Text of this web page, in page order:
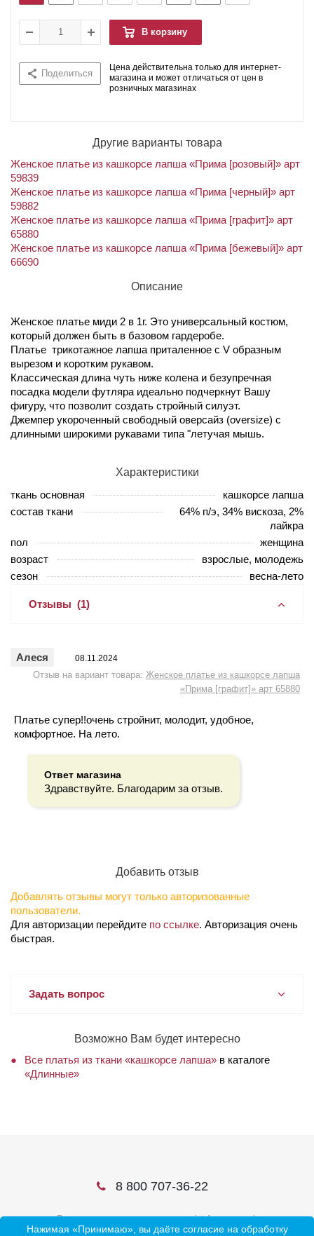
В корзину
Поделиться
Цена действительна только для интернет-
магазина и может отличаться от цен в
розничных магазинах
Другие варианты товара
Женское платье из кашкорсе лапша «Прима [розовый]» арт
59839
Женское платье из кашкорсе лапша «Прима [черный]» арт
59882
Женское платье из кашкорсе лапша «Прима [графит]» арт
65880
Женское платье из кашкорсе лапша «Прима [бежевый]» арт
66690
Описание
Женское платье миди 2 в 1г. Это универсальный костюм,
который должен быть в базовом гардеробе.
Платье трикотажное лапша приталенное с V образным
вырезом и коротким рукавом.
Классическая длина чуть ниже колена и безупречная
посадка модели футляра идеально подчеркнут Вашу
фигуру, что позволит создать стройный силуэт.
Джемпер укороченный свободный оверсайз (oversize) с
длинными широкими рукавами типа "летучая мышь.
Характеристики
ткань основная
кашкорсе лапша
состав ткани
64% п/э, 34% вискоза, 2%
лайкра
пол
женщина
возраст
взрослые, молодежь
сезон
весна-лето
Отзывы (1)
Алеся 08.11.2024
Отзыв на вариант товара: Женское платье из кашкорсе лапша
«Прима [графит]» арт 65880
Платье супер!!очень стройнит, молодит, удобное,
комфортное. На лето.
Ответ магазина
Здравствуйте. Благодарим за отзыв.
Добавить отзыв
Добавлять отзывы могут только авторизованные
пользователи.
Для авторизации перейдите по ссылке. Авторизация очень
быстрая.
Задать вопрос
Возможно Вам будет интересно
Все платья из ткани «кашкорсе лапша» в каталоге
«Длинные»
8 800 707-36-22
В соцсетях ищите нас по слову ivtrf или ивтрф
Нажимая «Принимаю», вы даёте согласие на обработку